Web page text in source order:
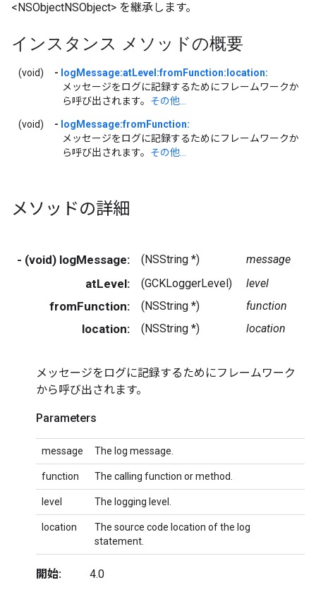
<NSObjectNSObject> を継承します。
インスタンス メソッドの概要
(void) - logMessage:atLevel:fromFunction:location:
メッセージをログに記録するためにフレームワークか
ら呼び出されます。 その他...
(void) - logMessage:fromFunction:
メッセージをログに記録するためにフレームワークか
ら呼び出されます。 その他...
メソッドの詳細
- (void) logMessage: (NSString *) message
atLevel: (GCKLoggerLevel) level
fromFunction: (NSString *) function
location: (NSString *) location
メッセージをログに記録するためにフレームワーク
から呼び出されます。
Parameters
message The log message.
function The calling function or method.
level The logging level.
location
The source code location of the log
statement.
開始: 4.0